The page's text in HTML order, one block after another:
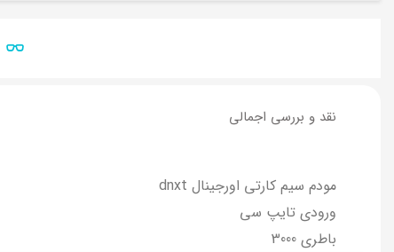
نقد و بررسی اجمالی
مودم سیم کارتی اورجینال dnxt
ورودی تایپ سی
باطری 3000